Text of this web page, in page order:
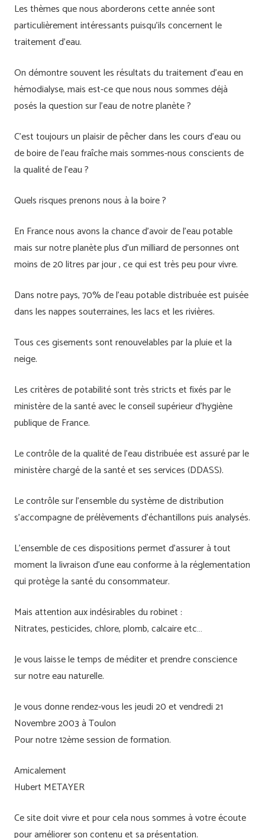
Les thèmes que nous aborderons cette année sont
particulièrement intéressants puisqu’ils concernent le
traitement d’eau.
On démontre souvent les résultats du traitement d’eau en
hémodialyse, mais est-ce que nous nous sommes déjà
posés la question sur l’eau de notre planète ?
C’est toujours un plaisir de pêcher dans les cours d’eau ou
de boire de l’eau fraîche mais sommes-nous conscients de
la qualité de l’eau ?
Quels risques prenons nous à la boire ?
En France nous avons la chance d’avoir de l’eau potable
mais sur notre planète plus d’un milliard de personnes ont
moins de 20 litres par jour , ce qui est très peu pour vivre.
Dans notre pays, 70% de l’eau potable distribuée est puisée
dans les nappes souterraines, les lacs et les rivières.
Tous ces gisements sont renouvelables par la pluie et la
neige.
Les critères de potabilité sont très stricts et fixés par le
ministère de la santé avec le conseil supérieur d’hygiène
publique de France.
Le contrôle de la qualité de l’eau distribuée est assuré par le
ministère chargé de la santé et ses services (DDASS).
Le contrôle sur l’ensemble du système de distribution
s’accompagne de prélèvements d’échantillons puis analysés.
L’ensemble de ces dispositions permet d’assurer à tout
moment la livraison d’une eau conforme à la réglementation
qui protège la santé du consommateur.
Mais attention aux indésirables du robinet :
Nitrates, pesticides, chlore, plomb, calcaire etc…
Je vous laisse le temps de méditer et prendre conscience
sur notre eau naturelle.
Je vous donne rendez-vous les jeudi 20 et vendredi 21
Novembre 2003 à Toulon
Pour notre 12ème session de formation.
Amicalement
Hubert METAYER
Ce site doit vivre et pour cela nous sommes à votre écoute
pour améliorer son contenu et sa présentation.